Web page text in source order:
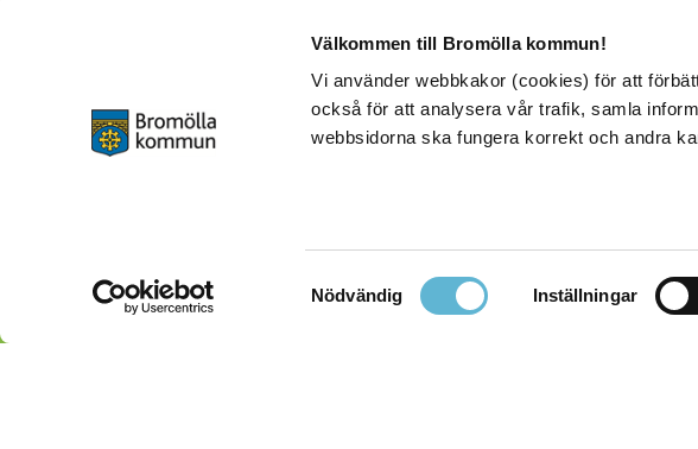
Välkommen till Bromölla kommun!
Vi använder webbkakor (cookies) för att
också för att analysera vår trafik, samla
webbsidorna ska fungera korrekt och andra
Samtyckesval
Nödvändig Inställningar